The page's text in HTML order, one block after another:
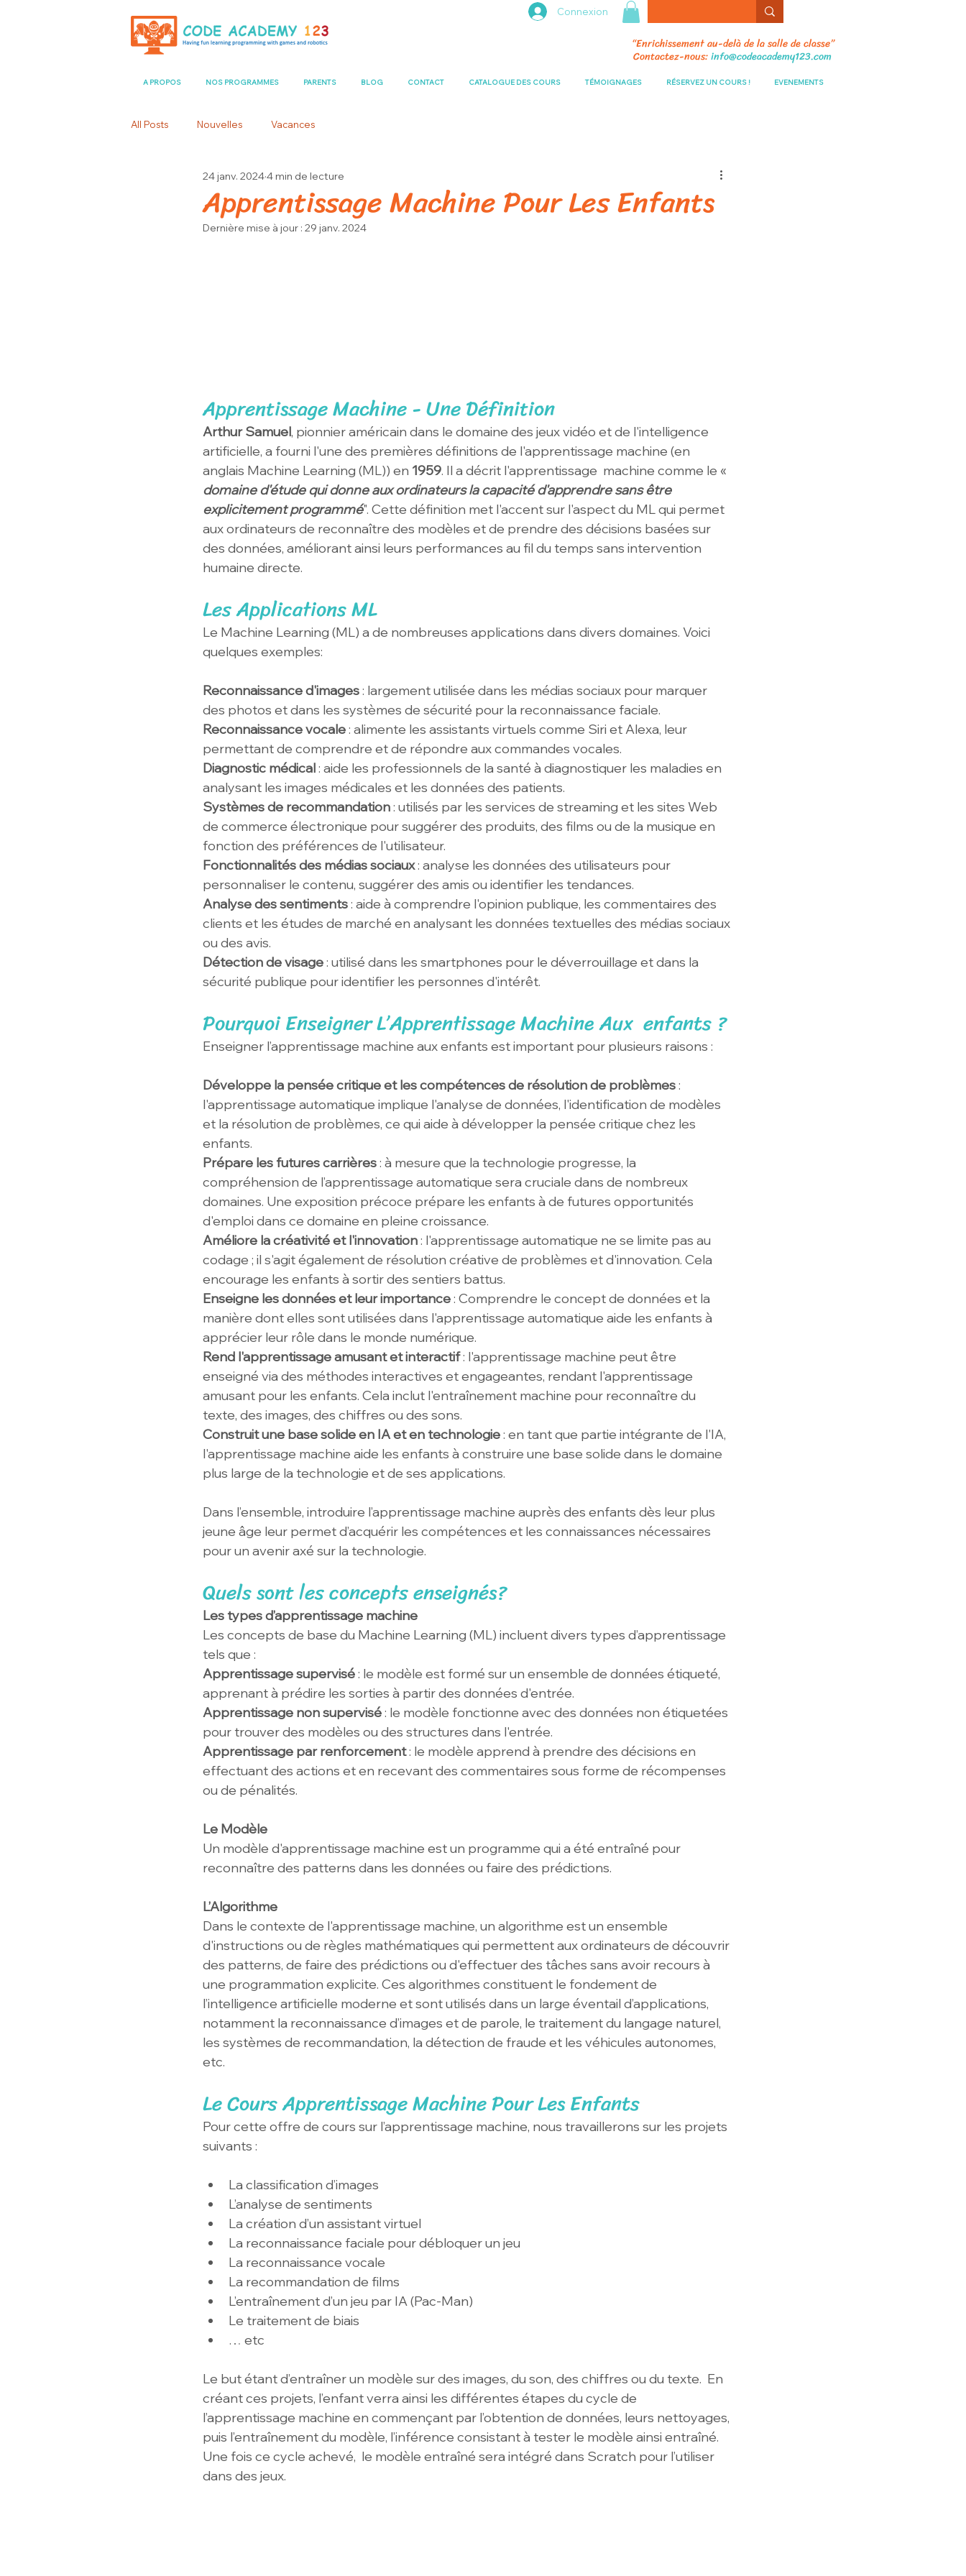
“Enrichissement au-delà de la salle de classe”
Contactez-nous:info@codeacademy123.com
Connexion
A PROPOS NOS PROGRAMMES PARENTS BLOG CONTACT CATALOGUE DES COURS TÉMOIGNAGES RÉSERVEZ UN COURS ! EVENEMENTS
All Posts Nouvelles Vacances
Apprentissage Machine Pour Les Enfants
24 janv. 20244 min de lecture
Dernière mise à jour : 29 janv. 2024
Apprentissage Machine - Une Définition
Arthur Samuel, pionnier américain dans le domaine des jeux vidéo et de l'intelligence
artificielle, a fourni l'une des premières définitions de l'apprentissage machine (en
anglais Machine Learning (ML)) en 1959. Il a décrit l'apprentissage  machine comme le «
domaine d'étude qui donne aux ordinateurs la capacité d'apprendre sans être
explicitement programmé". Cette définition met l'accent sur l'aspect du ML qui permet
aux ordinateurs de reconnaître des modèles et de prendre des décisions basées sur
des données, améliorant ainsi leurs performances au fil du temps sans intervention
humaine directe.
Les Applications ML
Le Machine Learning (ML) a de nombreuses applications dans divers domaines. Voici
quelques exemples:
Reconnaissance d'images : largement utilisée dans les médias sociaux pour marquer
des photos et dans les systèmes de sécurité pour la reconnaissance faciale.
Reconnaissance vocale : alimente les assistants virtuels comme Siri et Alexa, leur
permettant de comprendre et de répondre aux commandes vocales.
Diagnostic médical : aide les professionnels de la santé à diagnostiquer les maladies en
analysant les images médicales et les données des patients.
Systèmes de recommandation : utilisés par les services de streaming et les sites Web
de commerce électronique pour suggérer des produits, des films ou de la musique en
fonction des préférences de l'utilisateur.
Fonctionnalités des médias sociaux : analyse les données des utilisateurs pour
personnaliser le contenu, suggérer des amis ou identifier les tendances.
Analyse des sentiments : aide à comprendre l'opinion publique, les commentaires des
clients et les études de marché en analysant les données textuelles des médias sociaux
ou des avis.
Détection de visage : utilisé dans les smartphones pour le déverrouillage et dans la
sécurité publique pour identifier les personnes d'intérêt.
Pourquoi Enseigner L’Apprentissage Machine Aux  enfants ?
Enseigner l’apprentissage machine aux enfants est important pour plusieurs raisons :
Développe la pensée critique et les compétences de résolution de problèmes :
l'apprentissage automatique implique l'analyse de données, l'identification de modèles
et la résolution de problèmes, ce qui aide à développer la pensée critique chez les
enfants.
Prépare les futures carrières : à mesure que la technologie progresse, la
compréhension de l’apprentissage automatique sera cruciale dans de nombreux
domaines. Une exposition précoce prépare les enfants à de futures opportunités
d'emploi dans ce domaine en pleine croissance.
Améliore la créativité et l'innovation : l'apprentissage automatique ne se limite pas au
codage ; il s'agit également de résolution créative de problèmes et d'innovation. Cela
encourage les enfants à sortir des sentiers battus.
Enseigne les données et leur importance : Comprendre le concept de données et la
manière dont elles sont utilisées dans l'apprentissage automatique aide les enfants à
apprécier leur rôle dans le monde numérique.
Rend l'apprentissage amusant et interactif : l'apprentissage machine peut être
enseigné via des méthodes interactives et engageantes, rendant l'apprentissage
amusant pour les enfants. Cela inclut l'entraînement machine pour reconnaître du
texte, des images, des chiffres ou des sons.
Construit une base solide en IA et en technologie : en tant que partie intégrante de l'IA,
l'apprentissage machine aide les enfants à construire une base solide dans le domaine
plus large de la technologie et de ses applications.
Dans l’ensemble, introduire l’apprentissage machine auprès des enfants dès leur plus
jeune âge leur permet d’acquérir les compétences et les connaissances nécessaires
pour un avenir axé sur la technologie.
Quels sont les concepts enseignés?
Les types d’apprentissage machine
Les concepts de base du Machine Learning (ML) incluent divers types d’apprentissage
tels que :
Apprentissage supervisé : le modèle est formé sur un ensemble de données étiqueté,
apprenant à prédire les sorties à partir des données d'entrée.
Apprentissage non supervisé : le modèle fonctionne avec des données non étiquetées
pour trouver des modèles ou des structures dans l'entrée.
Apprentissage par renforcement : le modèle apprend à prendre des décisions en
effectuant des actions et en recevant des commentaires sous forme de récompenses
ou de pénalités.
Le Modèle
Un modèle d'apprentissage machine est un programme qui a été entraîné pour
reconnaître des patterns dans les données ou faire des prédictions.
L’Algorithme
Dans le contexte de l'apprentissage machine, un algorithme est un ensemble
d'instructions ou de règles mathématiques qui permettent aux ordinateurs de découvrir
des patterns, de faire des prédictions ou d'effectuer des tâches sans avoir recours à
une programmation explicite. Ces algorithmes constituent le fondement de
l’intelligence artificielle moderne et sont utilisés dans un large éventail d’applications,
notamment la reconnaissance d’images et de parole, le traitement du langage naturel,
les systèmes de recommandation, la détection de fraude et les véhicules autonomes,
etc.
Le Cours Apprentissage Machine Pour Les Enfants
Pour cette offre de cours sur l’apprentissage machine, nous travaillerons sur les projets
suivants :
La classification d’images
L’analyse de sentiments
La création d’un assistant virtuel
La reconnaissance faciale pour débloquer un jeu
La reconnaissance vocale
La recommandation de films
L’entraînement d’un jeu par IA (Pac-Man)
Le traitement de biais
… etc
Le but étant d’entraîner un modèle sur des images, du son, des chiffres ou du texte.  En
créant ces projets, l’enfant verra ainsi les différentes étapes du cycle de
l’apprentissage machine en commençant par l’obtention de données, leurs nettoyages,
puis l’entraînement du modèle, l’inférence consistant à tester le modèle ainsi entraîné.
Une fois ce cycle achevé,  le modèle entraîné sera intégré dans Scratch pour l’utiliser
dans des jeux.